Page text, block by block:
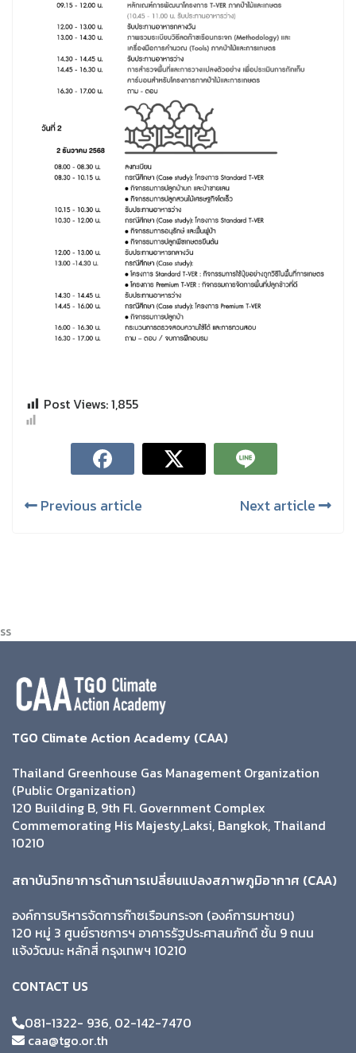
Post Views:1,855
Previous article Next article
ss
TGO Climate Action Academy (CAA)
Thailand Greenhouse Gas Management Organization
(Public Organization)
120 Building B, 9th Fl. Government Complex
Commemorating His Majesty,Laksi, Bangkok, Thailand
10210
สถาบันวิทยาการด้านการเปลี่ยนแปลงสภาพภูมิอากาศ (CAA)
องค์การบริหารจัดการก๊าซเรือนกระจก (องค์การมหาชน)
120 หมู่ 3 ศูนย์ราชการฯ อาคารรัฐประศาสนภักดี ชั้น 9 ถนน
แจ้งวัฒนะ หลักสี่ กรุงเทพฯ 10210
CONTACT US
081-1322- 936, 02-142-7470
caa@tgo.or.th